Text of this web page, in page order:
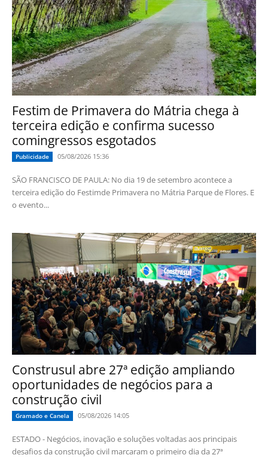
Festim de Primavera do Mátria chega à
terceira edição e confirma sucesso
comingressos esgotados
Publicidade 05/08/2026 15:36
SÃO FRANCISCO DE PAULA: No dia 19 de setembro acontece a
terceira edição do Festimde Primavera no Mátria Parque de Flores. E
o evento...
Construsul abre 27ª edição ampliando
oportunidades de negócios para a
construção civil
Gramado e Canela 05/08/2026 14:05
ESTADO - Negócios, inovação e soluções voltadas aos principais
desafios da construção civil marcaram o primeiro dia da 27ª